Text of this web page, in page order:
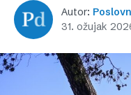
Autor:
31. ožujak